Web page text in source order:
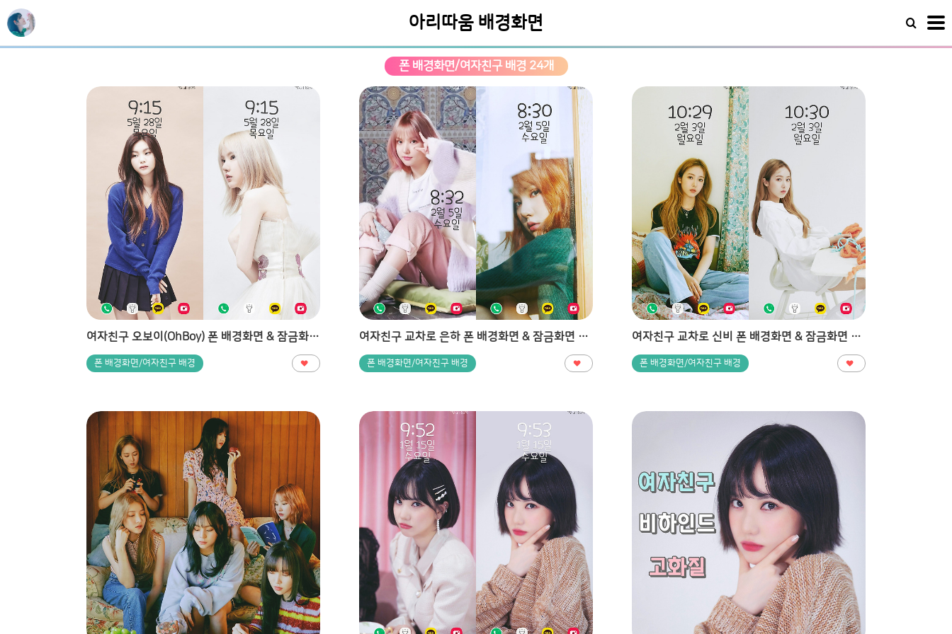
아리따움 배경화면
폰 배경화면/여자친구 배경 24개
여자친구 오보이(OhBoy) 폰 배경화면 & 잠금화면 48장 (갤럭시 노트8, 노트9, S8, S9)
폰 배경화면/여자친구 배경
여자친구 교차로 은하 폰 배경화면 & 잠금화면 81장 (갤럭시 노트8, 노트9, S8, S9)
폰 배경화면/여자친구 배경
여자친구 교차로 신비 폰 배경화면 & 잠금화면 57장 (갤럭시 노트8, 노트9, S8, S9)
폰 배경화면/여자친구 배경